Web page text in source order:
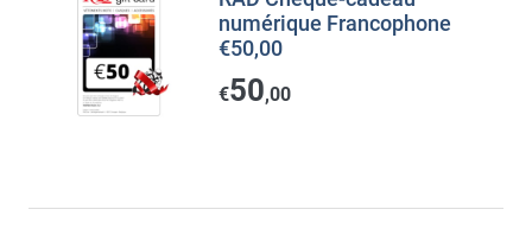
numérique Francophone
€50,00
€50,00